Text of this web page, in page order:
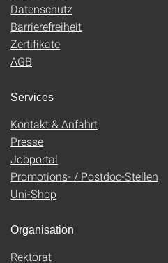
Datenschutz
Barrierefreiheit
Zertifikate
AGB
Services
Kontakt & Anfahrt
Presse
Jobportal
Promotions- / Postdoc-Stellen
Uni-Shop
Organisation
Rektorat